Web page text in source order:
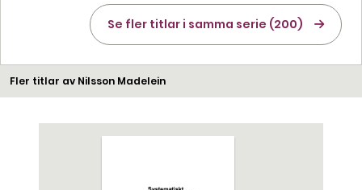
Se fler titlar i samma serie (200)
Fler titlar av Nilsson Madelein